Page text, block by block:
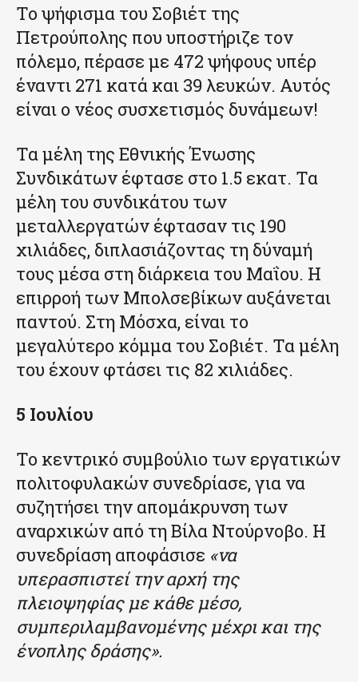
Το ψήφισμα του Σοβιέτ της
Πετρούπολης που υποστήριζε τον
πόλεμο, πέρασε με 472 ψήφους υπέρ
έναντι 271 κατά και 39 λευκών. Αυτός
είναι ο νέος συσχετισμός δυνάμεων!
Τα μέλη της Εθνικής Ένωσης
Συνδικάτων έφτασε στο 1.5 εκατ. Τα
μέλη του συνδικάτου των
μεταλλεργατών έφτασαν τις 190
χιλιάδες, διπλασιάζοντας τη δύναμή
τους μέσα στη διάρκεια του Μαΐου. Η
επιρροή των Μπολσεβίκων αυξάνεται
παντού. Στη Μόσχα, είναι το
μεγαλύτερο κόμμα του Σοβιέτ. Τα μέλη
του έχουν φτάσει τις 82 χιλιάδες.
5 Ιουλίου
Το κεντρικό συμβούλιο των εργατικών
πολιτοφυλακών συνεδρίασε, για να
συζητήσει την απομάκρυνση των
αναρχικών από τη Βίλα Ντούρνοβο. Η
συνεδρίαση αποφάσισε «να
υπερασπιστεί την αρχή της
πλειοψηφίας με κάθε μέσο,
συμπεριλαμβανομένης μέχρι και της
ένοπλης δράσης».